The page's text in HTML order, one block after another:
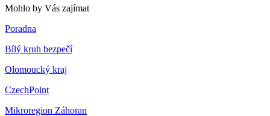
Mohlo by Vás zajímat
Poradna
Bílý kruh bezpečí
Olomoucký kraj
CzechPoint
Mikroregion Záhoran